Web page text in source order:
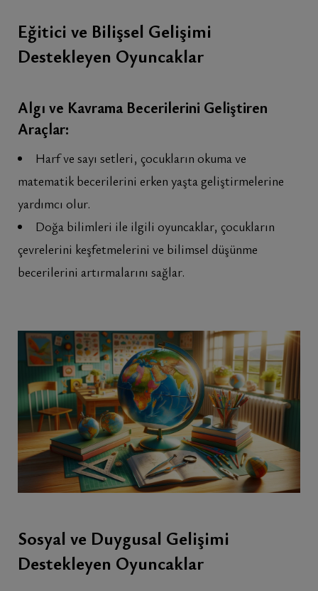
Eğitici ve Bilişsel Gelişimi
Destekleyen Oyuncaklar
Algı ve Kavrama Becerilerini Geliştiren
Araçlar:
Harf ve sayı setleri, çocukların okuma ve
matematik becerilerini erken yaşta geliştirmelerine
yardımcı olur.
Doğa bilimleri ile ilgili oyuncaklar, çocukların
çevrelerini keşfetmelerini ve bilimsel düşünme
becerilerini artırmalarını sağlar.
Sosyal ve Duygusal Gelişimi
Destekleyen Oyuncaklar